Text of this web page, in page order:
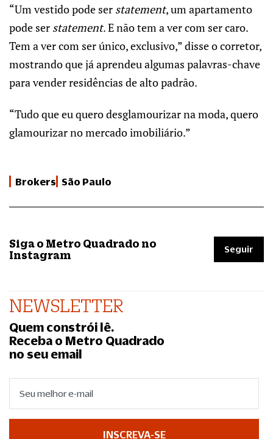
“Um vestido pode ser statement, um apartamento
pode ser statement. E não tem a ver com ser caro.
Tem a ver com ser único, exclusivo,” disse o corretor,
mostrando que já aprendeu algumas palavras-chave
para vender residências de alto padrão.
“Tudo que eu quero desglamourizar na moda, quero
glamourizar no mercado imobiliário.”
Brokers São Paulo
Siga o Metro Quadrado no
Instagram
Seguir
NEWSLETTER
Quem constrói lê.
Receba o Metro Quadrado
no seu email
INSCREVA-SE